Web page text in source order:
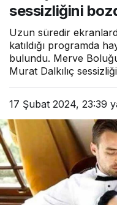
sessizliğini
Uzun süredir
katıldığı programda
bulundu. Merve
Murat Dalkılıç
17 Şubat 2024, 23:39